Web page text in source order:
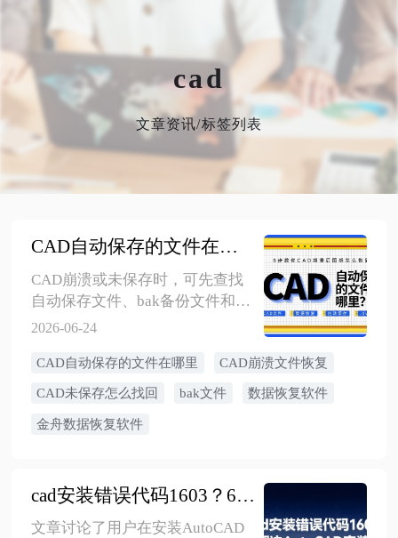
cad
文章资讯/标签列表
CAD自动保存的文件在哪里？6步教你CAD崩溃后图纸怎么恢复
CAD崩溃或未保存时，可先查找
自动保存文件、bak备份文件和临
时文件。若文件被误删，可使用
2026-06-24
CAD自动保存的文件在哪里 CAD崩溃文件恢复
CAD未保存怎么找回 bak文件 数据恢复软件
金舟数据恢复软件
cad安装错误代码1603？6种方法解决AutoCAD安装失败问题
文章讨论了用户在安装AutoCAD